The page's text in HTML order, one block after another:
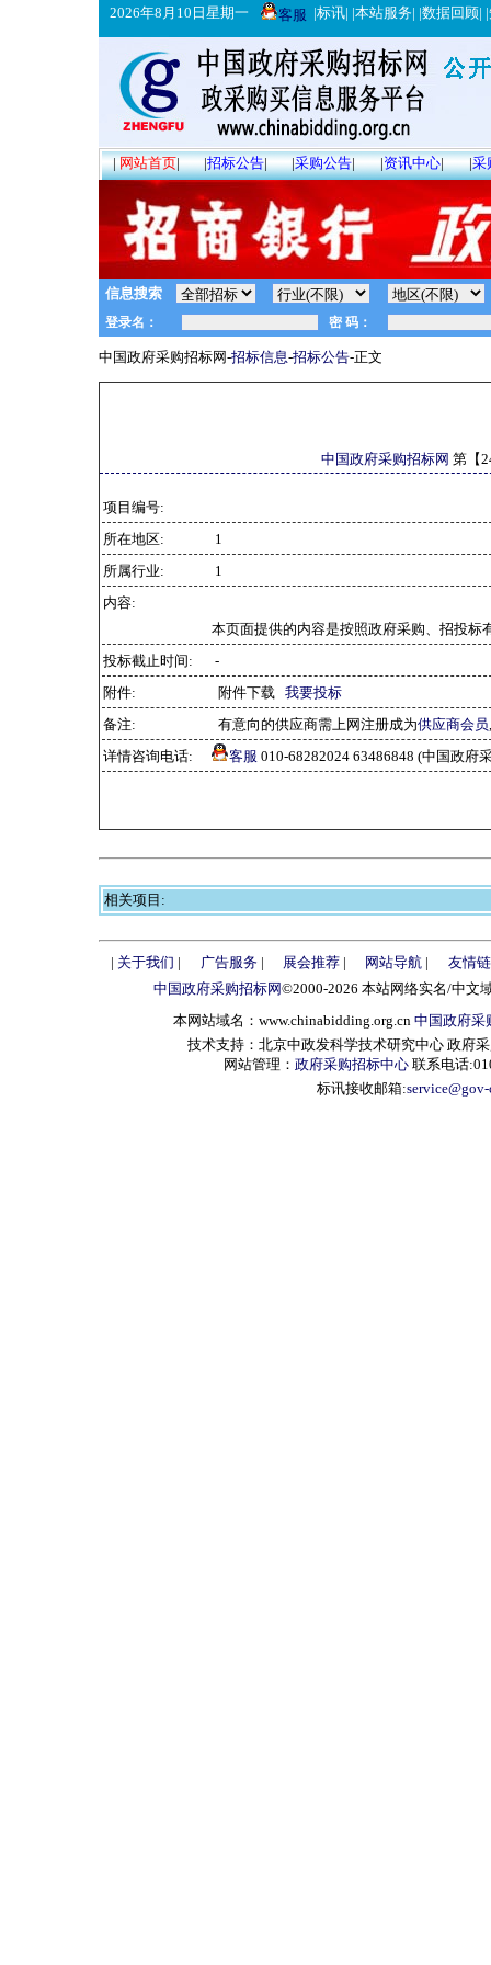
2026年8月10日星期一 客服 |标讯| |本站服务| |数据回顾| |
|网站首页| |招标公告| |采购公告| |资讯中心| |采
信息搜索
中国政府采购招标网-招标信息-招标公告-正文
中国政府采购招标网 第【
项目编号:
所在地区:
1
所属行业:
1
内容:
本页面提供的内容是按照政府采购、招投标
投标截止时间:
-
附件:
附件下载 我要投标
备注:
有意向的供应商需上网注册成为供应商会员
详情咨询电话:
客服 010-68282024 63486848 (中国政府
相关项目:
| 关于我们 | 广告服务| 展会推荐| 网站导航 |
友情
中国政府采购招标网©2000-2026 本站网络实名/中文
本网站域名：www.chinabidding.org.cn 中国政府采
技术支持：北京中政发科学技术研究中心 政府
网站管理： 政府采购招标中心 联系电话
标讯接收邮箱: